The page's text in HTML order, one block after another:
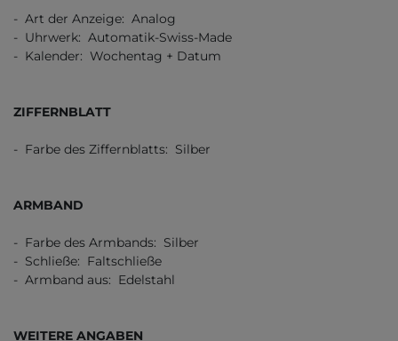
- Art der Anzeige: Analog
- Uhrwerk: Automatik-Swiss-Made
- Kalender: Wochentag + Datum
ZIFFERNBLATT
- Farbe des Ziffernblatts: Silber
ARMBAND
- Farbe des Armbands: Silber
- Schließe: Faltschließe
- Armband aus: Edelstahl
WEITERE ANGABEN